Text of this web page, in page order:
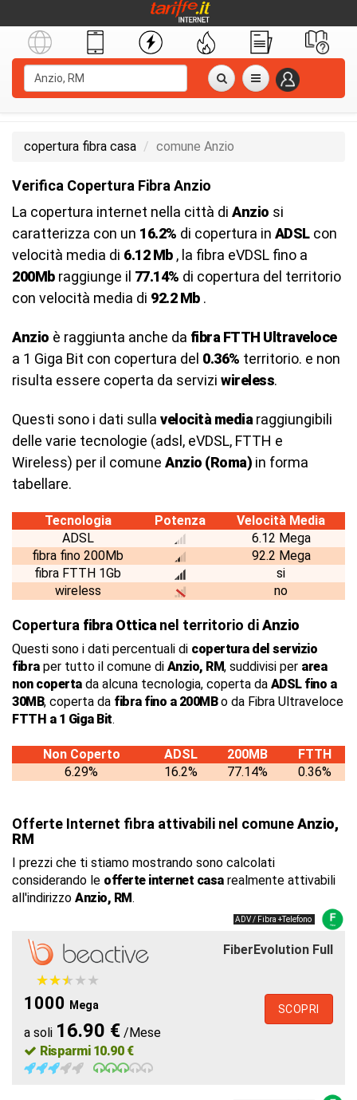
copertura fibra casa comune Anzio
Verifica Copertura Fibra Anzio
La copertura internet nella città di Anzio si
caratterizza con un 16.2% di copertura in ADSLcon
velocità media di 6.12 Mb, la fibra eVDSL fino a
200Mbraggiunge il 77.14% di copertura del territorio
con velocità media di 92.2 Mb.
Anzio è raggiunta anche da fibra FTTH Ultraveloce
a 1 Giga Bit con copertura del 0.36% territorio. e non
risulta essere coperta da servizi wireless.
Questi sono i dati sulla velocità media raggiungibili
delle varie tecnologie (adsl, eVDSL, FTTH e
Wireless) per il comune Anzio (Roma) in forma
tabellare.
Tecnologia Potenza
Velocità Media
ADSL
6.12 Mega
fibra fino 200Mb
92.2 Mega
fibra FTTH 1Gb
si
wireless
no
Copertura fibra Ottica nel territorio diAnzio
Questi sono i dati percentuali di copertura del servizio
fibraper tutto il comune di Anzio, RM, suddivisi per area
non copertada alcuna tecnologia, coperta da ADSL fino a
30MB, coperta da fibra fino a 200MBo da Fibra Ultraveloce
FTTH a 1 Giga Bit.
Non Coperto ADSL 200MB
FTTH
6.29%
16.2% 77.14% 0.36%
Offerte Internet fibra attivabili nel comuneAnzio,
RM
I prezzi che ti stiamo mostrando sono calcolati
considerando le offerte internet casarealmente attivabili
all'indirizzo Anzio, RM.
ADV / Fibra +Telefono
FiberEvolution Full
★★★★★
★★★★★
1000 Mega
a soli 16.90 € /Mese
Risparmi 10.90 €
SCOPRI